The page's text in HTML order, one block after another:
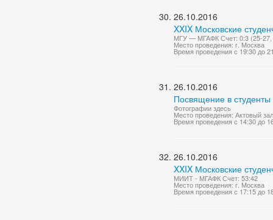
26.10.2016
XXIX Московские
МГУ — МГАФК Счет: 0:3 (25-27,
Место проведения: г. Москва
Время проведения с 19:30 до
26.10.2016
Посвящение в
Фотографии здесь
Место проведения: Актовый
Время проведения с 14:30 до
26.10.2016
XXIX Московские
МИИТ - МГАФК Счет: 53:42
Место проведения: г. Москва
Время проведения с 17:15 до